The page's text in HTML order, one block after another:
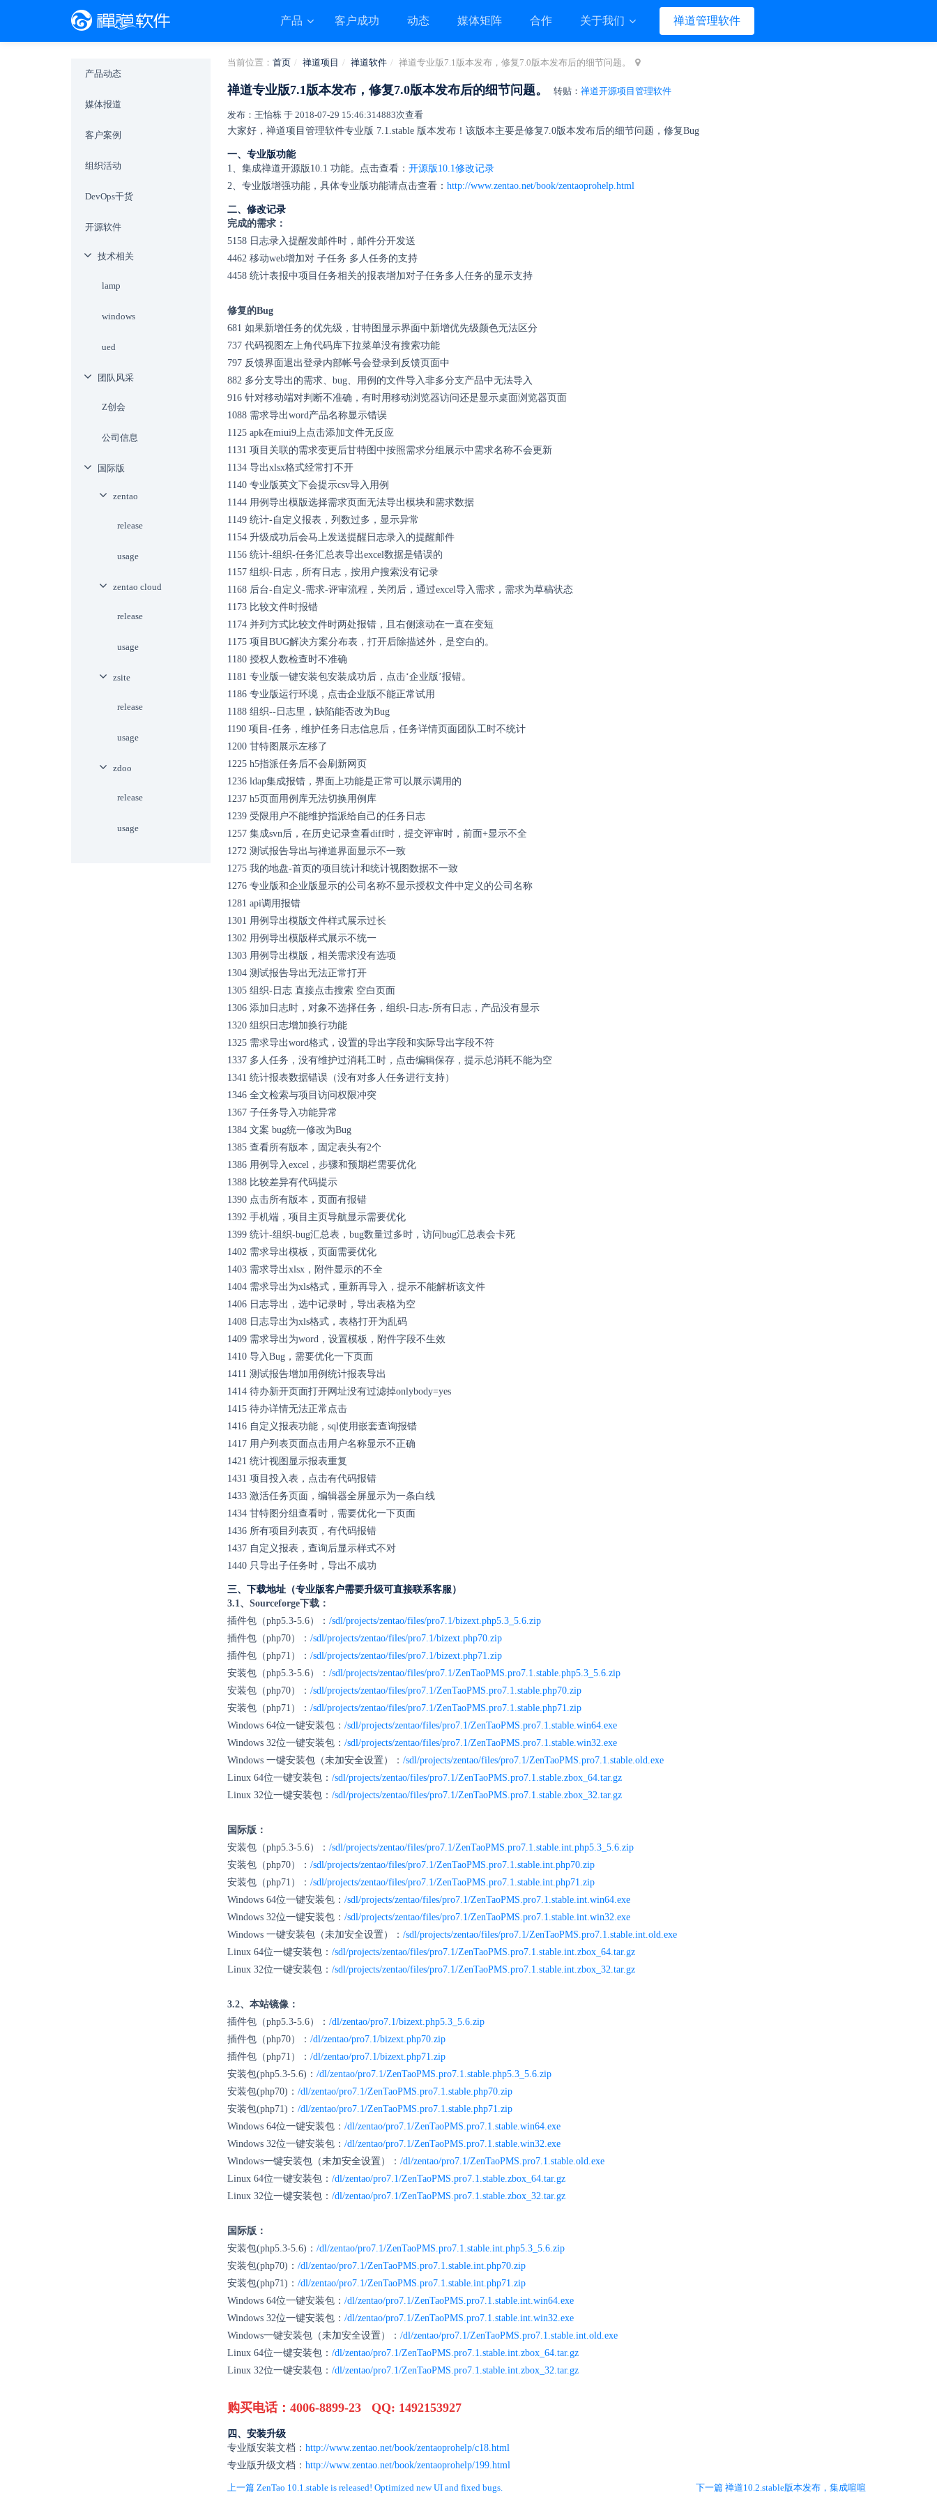
产品 客户成功 动态 媒体矩阵 合作 关于我们 禅道管理软件
当前位置： 首页 禅道项目 禅道软件 禅道专业版7.1版本发布，修复7.0版本发布后的细节问题。
禅道专业版7.1版本发布，修复7.0版本发布后的细节问题。 转贴： 禅道开源项目管理软件
发布：王怡栋 于 2018-07-29 15:46:314883次查看
大家好，禅道项目管理软件专业版 7.1.stable 版本发布！该版本主要是修复7.0版本发布后的细节问题，修复Bug
一、专业版功能
1、集成禅道开源版10.1 功能。点击查看： 开源版10.1修改记录
2、专业版增强功能，具体专业版功能请点击查看： http://www.zentao.net/book/zentaoprohelp.html
二、修改记录
完成的需求：
5158 日志录入提醒发邮件时，邮件分开发送
4462 移动web增加对 子任务 多人任务的支持
4458 统计表报中项目任务相关的报表增加对子任务多人任务的显示支持
修复的Bug
681 如果新增任务的优先级，甘特图显示界面中新增优先级颜色无法区分
737 代码视图左上角代码库下拉菜单没有搜索功能
797 反馈界面退出登录内部帐号会登录到反馈页面中
882 多分支导出的需求、bug、用例的文件导入非多分支产品中无法导入
916 针对移动端对判断不准确，有时用移动浏览器访问还是显示桌面浏览器页面
1088 需求导出word产品名称显示错误
1125 apk在miui9上点击添加文件无反应
1131 项目关联的需求变更后甘特图中按照需求分组展示中需求名称不会更新
1134 导出xlsx格式经常打不开
1140 专业版英文下会提示csv导入用例
1144 用例导出模版选择需求页面无法导出模块和需求数据
1149 统计-自定义报表，列数过多，显示异常
1154 升级成功后会马上发送提醒日志录入的提醒邮件
1156 统计-组织-任务汇总表导出excel数据是错误的
1157 组织-日志，所有日志，按用户搜索没有记录
1168 后台-自定义-需求-评审流程，关闭后，通过excel导入需求，需求为草稿状态
1173 比较文件时报错
1174 并列方式比较文件时两处报错，且右侧滚动在一直在变短
1175 项目BUG解决方案分布表，打开后除描述外，是空白的。
1180 授权人数检查时不准确
1181 专业版一键安装包安装成功后，点击‘企业版’报错。
1186 专业版运行环境，点击企业版不能正常试用
1188 组织--日志里，缺陷能否改为Bug
1190 项目-任务，维护任务日志信息后，任务详情页面团队工时不统计
1200 甘特图展示左移了
1225 h5指派任务后不会刷新网页
1236 ldap集成报错，界面上功能是正常可以展示调用的
1237 h5页面用例库无法切换用例库
1239 受限用户不能维护指派给自己的任务日志
1257 集成svn后，在历史记录查看diff时，提交评审时，前面+显示不全
1272 测试报告导出与禅道界面显示不一致
1275 我的地盘-首页的项目统计和统计视图数据不一致
1276 专业版和企业版显示的公司名称不显示授权文件中定义的公司名称
1281 api调用报错
1301 用例导出模版文件样式展示过长
1302 用例导出模版样式展示不统一
1303 用例导出模版，相关需求没有选项
1304 测试报告导出无法正常打开
1305 组织-日志 直接点击搜索 空白页面
1306 添加日志时，对象不选择任务，组织-日志-所有日志，产品没有显示
1320 组织日志增加换行功能
1325 需求导出word格式，设置的导出字段和实际导出字段不符
1337 多人任务，没有维护过消耗工时，点击编辑保存，提示总消耗不能为空
1341 统计报表数据错误（没有对多人任务进行支持）
1346 全文检索与项目访问权限冲突
1367 子任务导入功能异常
1384 文案 bug统一修改为Bug
1385 查看所有版本，固定表头有2个
1386 用例导入excel，步骤和预期栏需要优化
1388 比较差异有代码提示
1390 点击所有版本，页面有报错
1392 手机端，项目主页导航显示需要优化
1399 统计-组织-bug汇总表，bug数量过多时，访问bug汇总表会卡死
1402 需求导出模板，页面需要优化
1403 需求导出xlsx，附件显示的不全
1404 需求导出为xls格式，重新再导入，提示不能解析该文件
1406 日志导出，选中记录时，导出表格为空
1408 日志导出为xls格式，表格打开为乱码
1409 需求导出为word，设置模板，附件字段不生效
1410 导入Bug，需要优化一下页面
1411 测试报告增加用例统计报表导出
1414 待办新开页面打开网址没有过滤掉onlybody=yes
1415 待办详情无法正常点击
1416 自定义报表功能，sql使用嵌套查询报错
1417 用户列表页面点击用户名称显示不正确
1421 统计视图显示报表重复
1431 项目投入表，点击有代码报错
1433 激活任务页面，编辑器全屏显示为一条白线
1434 甘特图分组查看时，需要优化一下页面
1436 所有项目列表页，有代码报错
1437 自定义报表，查询后显示样式不对
1440 只导出子任务时，导出不成功
三、下载地址（专业版客户需要升级可直接联系客服）
3.1、Sourceforge下载：
插件包（php5.3-5.6）： /sdl/projects/zentao/files/pro7.1/bizext.php5.3_5.6.zip
插件包（php70）： /sdl/projects/zentao/files/pro7.1/bizext.php70.zip
插件包（php71）： /sdl/projects/zentao/files/pro7.1/bizext.php71.zip
安装包（php5.3-5.6）： /sdl/projects/zentao/files/pro7.1/ZenTaoPMS.pro7.1.stable.php5.3_5.6.zip
安装包（php70）： /sdl/projects/zentao/files/pro7.1/ZenTaoPMS.pro7.1.stable.php70.zip
安装包（php71）： /sdl/projects/zentao/files/pro7.1/ZenTaoPMS.pro7.1.stable.php71.zip
Windows 64位一键安装包： /sdl/projects/zentao/files/pro7.1/ZenTaoPMS.pro7.1.stable.win64.exe
Windows 32位一键安装包： /sdl/projects/zentao/files/pro7.1/ZenTaoPMS.pro7.1.stable.win32.exe
Windows 一键安装包（未加安全设置）： /sdl/projects/zentao/files/pro7.1/ZenTaoPMS.pro7.1.stable.old.exe
Linux 64位一键安装包： /sdl/projects/zentao/files/pro7.1/ZenTaoPMS.pro7.1.stable.zbox_64.tar.gz
Linux 32位一键安装包： /sdl/projects/zentao/files/pro7.1/ZenTaoPMS.pro7.1.stable.zbox_32.tar.gz
国际版：
安装包（php5.3-5.6）： /sdl/projects/zentao/files/pro7.1/ZenTaoPMS.pro7.1.stable.int.php5.3_5.6.zip
安装包（php70）： /sdl/projects/zentao/files/pro7.1/ZenTaoPMS.pro7.1.stable.int.php70.zip
安装包（php71）： /sdl/projects/zentao/files/pro7.1/ZenTaoPMS.pro7.1.stable.int.php71.zip
Windows 64位一键安装包： /sdl/projects/zentao/files/pro7.1/ZenTaoPMS.pro7.1.stable.int.win64.exe
Windows 32位一键安装包： /sdl/projects/zentao/files/pro7.1/ZenTaoPMS.pro7.1.stable.int.win32.exe
Windows 一键安装包（未加安全设置）： /sdl/projects/zentao/files/pro7.1/ZenTaoPMS.pro7.1.stable.int.old.exe
Linux 64位一键安装包： /sdl/projects/zentao/files/pro7.1/ZenTaoPMS.pro7.1.stable.int.zbox_64.tar.gz
Linux 32位一键安装包： /sdl/projects/zentao/files/pro7.1/ZenTaoPMS.pro7.1.stable.int.zbox_32.tar.gz
3.2、本站镜像：
插件包（php5.3-5.6）： /dl/zentao/pro7.1/bizext.php5.3_5.6.zip
插件包（php70）： /dl/zentao/pro7.1/bizext.php70.zip
插件包（php71）： /dl/zentao/pro7.1/bizext.php71.zip
安装包(php5.3-5.6)： /dl/zentao/pro7.1/ZenTaoPMS.pro7.1.stable.php5.3_5.6.zip
安装包(php70)： /dl/zentao/pro7.1/ZenTaoPMS.pro7.1.stable.php70.zip
安装包(php71)： /dl/zentao/pro7.1/ZenTaoPMS.pro7.1.stable.php71.zip
Windows 64位一键安装包： /dl/zentao/pro7.1/ZenTaoPMS.pro7.1.stable.win64.exe
Windows 32位一键安装包： /dl/zentao/pro7.1/ZenTaoPMS.pro7.1.stable.win32.exe
Windows一键安装包（未加安全设置）： /dl/zentao/pro7.1/ZenTaoPMS.pro7.1.stable.old.exe
Linux 64位一键安装包： /dl/zentao/pro7.1/ZenTaoPMS.pro7.1.stable.zbox_64.tar.gz
Linux 32位一键安装包： /dl/zentao/pro7.1/ZenTaoPMS.pro7.1.stable.zbox_32.tar.gz
国际版：
安装包(php5.3-5.6)： /dl/zentao/pro7.1/ZenTaoPMS.pro7.1.stable.int.php5.3_5.6.zip
安装包(php70)： /dl/zentao/pro7.1/ZenTaoPMS.pro7.1.stable.int.php70.zip
安装包(php71)： /dl/zentao/pro7.1/ZenTaoPMS.pro7.1.stable.int.php71.zip
Windows 64位一键安装包： /dl/zentao/pro7.1/ZenTaoPMS.pro7.1.stable.int.win64.exe
Windows 32位一键安装包： /dl/zentao/pro7.1/ZenTaoPMS.pro7.1.stable.int.win32.exe
Windows一键安装包（未加安全设置）： /dl/zentao/pro7.1/ZenTaoPMS.pro7.1.stable.int.old.exe
Linux 64位一键安装包： /dl/zentao/pro7.1/ZenTaoPMS.pro7.1.stable.int.zbox_64.tar.gz
Linux 32位一键安装包： /dl/zentao/pro7.1/ZenTaoPMS.pro7.1.stable.int.zbox_32.tar.gz
购买电话：4006-8899-23 QQ: 1492153927
四、安装升级
专业版安装文档： http://www.zentao.net/book/zentaoprohelp/c18.html
专业版升级文档： http://www.zentao.net/book/zentaoprohelp/199.html
上一篇 ZenTao 10.1.stable is released! Optimized new UI and fixed bugs. 下一篇 禅道10.2.stable版本发布，集成喧喧
产品动态
媒体报道
客户案例
组织活动
DevOps干货
开源软件
技术相关
lamp
windows
ued
团队风采
Z创会
公司信息
国际版
zentao
release
usage
zentao cloud
release
usage
zsite
release
usage
zdoo
release
usage